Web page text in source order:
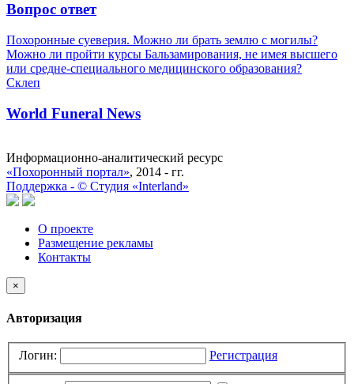
Вопрос ответ
Похоронные суеверия. Можно ли брать землю с могилы?
Можно ли пройти курсы Бальзамирования, не имея высшего
или средне-специального медицинского образования?
Склеп
World Funeral News
Информационно-аналитический ресурс
«Похоронный портал», 2014 - гг.
Поддержка - © Cтудия «Interland»
О проекте
Размещение рекламы
Контакты
×
Авторизация
Логин: Регистрация